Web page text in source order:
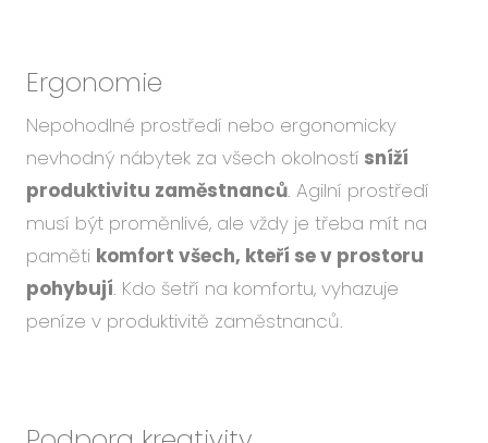
Ergonomie
Nepohodlné prostředí nebo ergonomicky
nevhodný nábytek za všech okolností sníží
produktivitu zaměstnanců. Agilní prostředí
musí být proměnlivé, ale vždy je třeba mít na
paměti komfort všech, kteří se v prostoru
pohybují. Kdo šetří na komfortu, vyhazuje
peníze v produktivitě zaměstnanců.